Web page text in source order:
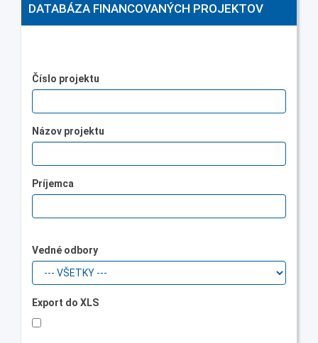
DATABÁZA FINANCOVANÝCH PROJEKTOV
Číslo projektu
Názov projektu
Príjemca
Vedné odbory
Export do XLS